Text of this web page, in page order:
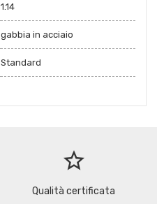
1.14
gabbia in acciaio
Standard
star_border
Qualità certificata